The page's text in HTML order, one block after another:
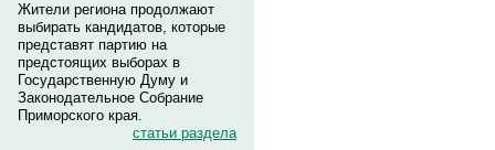
Жители региона продолжают
выбирать кандидатов, которые
представят партию на
предстоящих выборах в
Государственную Думу и
Законодательное Собрание
Приморского края.
статьи раздела